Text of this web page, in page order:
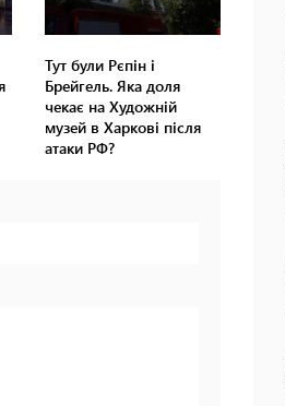
Тут були Рєпін і
Брейгель. Яка доля
чекає на Художній
музей в Харкові після
атаки РФ?